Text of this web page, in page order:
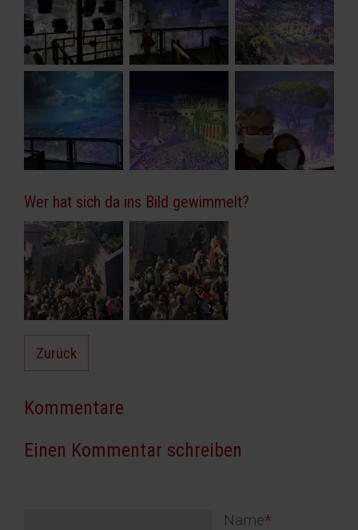
Wer hat sich da ins Bild gewimmelt?
Zurück
Kommentare
Einen Kommentar schreiben
Pflichtfeld
Name*